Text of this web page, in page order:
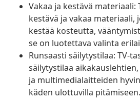
Vakaa ja kestävä materiaali:
kestävä ja vakaa materiaali,
kestää kosteutta,
se on luotettava valinta
Runsaasti säilytystilaa: TV-
säilytystilaa
ja multimedialaitteiden
käden ulottuvilla pitämiseen.